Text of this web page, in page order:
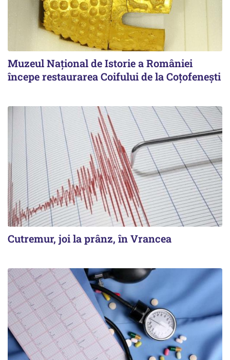
Muzeul Național de Istorie a României
începe restaurarea Coifului de la Coțofenești
Cutremur, joi la prânz, în Vrancea